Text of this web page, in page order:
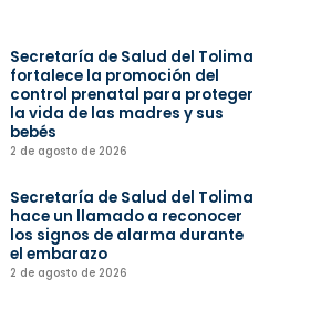
Secretaría de Salud del Tolima
fortalece la promoción del
control prenatal para proteger
la vida de las madres y sus
bebés
2 de agosto de 2026
Secretaría de Salud del Tolima
hace un llamado a reconocer
los signos de alarma durante
el embarazo
2 de agosto de 2026